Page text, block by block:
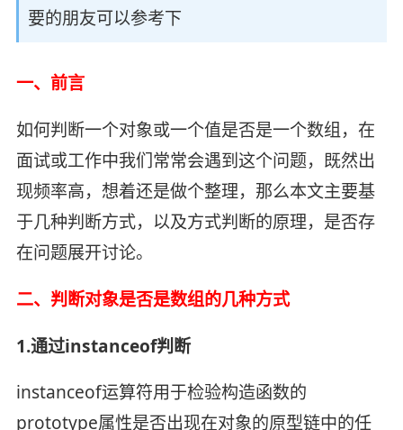
要的朋友可以参考下
一、前言
如何判断一个对象或一个值是否是一个数组，在
面试或工作中我们常常会遇到这个问题，既然出
现频率高，想着还是做个整理，那么本文主要基
于几种判断方式，以及方式判断的原理，是否存
在问题展开讨论。
二、判断对象是否是数组的几种方式
1.通过instanceof判断
instanceof运算符用于检验构造函数的
prototype属性是否出现在对象的原型链中的任